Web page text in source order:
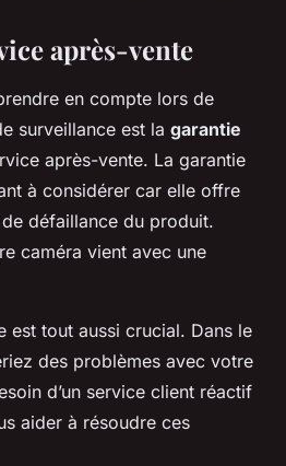
après-vente
en compte lors de
surveillance est la garantie
après-vente. La garantie
à considérer car elle offre
défaillance du produit.
caméra vient avec une
est tout aussi crucial. Dans le
des problèmes avec votre
d’un service client réactif
aider à résoudre ces